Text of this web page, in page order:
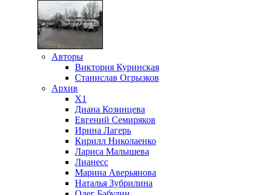
Авторы
Виктория Куринская
Станислав Огрызков
Архив
X1
Диана Козинцева
Евгений Семиряков
Ирина Лагерь
Кирилл Николаенко
Лариса Малышева
Лианесс
Марина Аверьянова
Наталья Зубрилина